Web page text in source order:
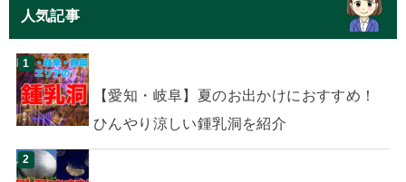
人気記事
【愛知・岐阜】夏のお出かけにおすすめ！
ひんやり涼しい鍾乳洞を紹介